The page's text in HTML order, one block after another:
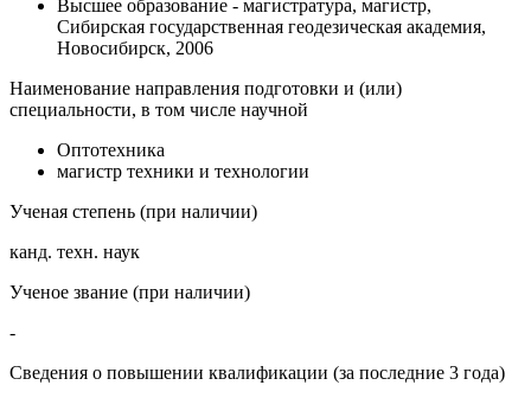
Высшее образование - магистратура, магистр,
Сибирская государственная геодезическая академия,
Новосибирск, 2006
Наименование направления подготовки и (или)
специальности, в том числе научной
Оптотехника
магистр техники и технологии
Ученая степень (при наличии)
канд. техн. наук
Ученое звание (при наличии)
-
Сведения о повышении квалификации (за последние 3 года)